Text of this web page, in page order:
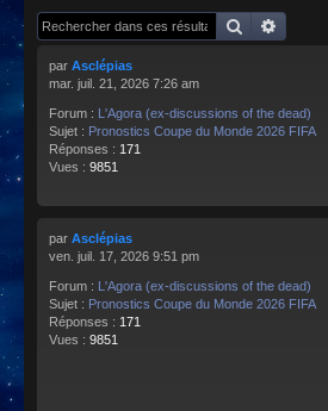
s
Rechercher
par Asclépias
mar. juil. 21, 2026 7:26 am
Forum : L'Agora (ex-discussions of the dead)
Sujet : Pronostics Coupe du Monde 2026 FIFA
Réponses : 171
Vues : 9851
par Asclépias
ven. juil. 17, 2026 9:51 pm
Forum : L'Agora (ex-discussions of the dead)
Sujet : Pronostics Coupe du Monde 2026 FIFA
Réponses : 171
Vues : 9851